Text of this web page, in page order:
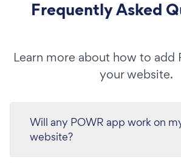
Frequently Asked
Learn more about how to add
your website.
Will any POWR app work on
website?